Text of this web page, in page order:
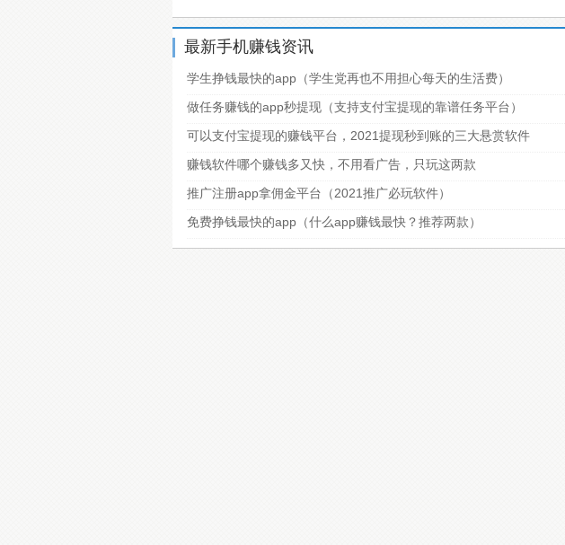
最新手机赚钱资讯
学生挣钱最快的app（学生党再也不用担心每天的生活费）
做任务赚钱的app秒提现（支持支付宝提现的靠谱任务平台）
可以支付宝提现的赚钱平台，2021提现秒到账的三大悬赏软件
赚钱软件哪个赚钱多又快，不用看广告，只玩这两款
推广注册app拿佣金平台（2021推广必玩软件）
免费挣钱最快的app（什么app赚钱最快？推荐两款）